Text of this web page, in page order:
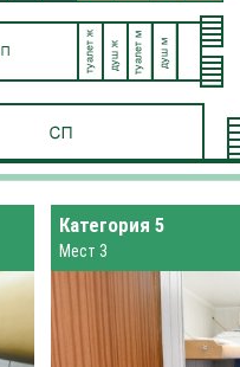
Категория 5
Мест 3